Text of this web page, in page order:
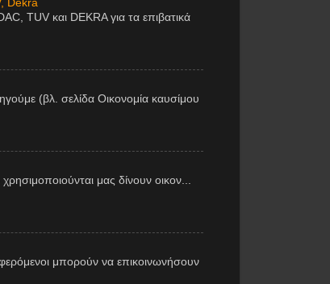
Dekra
TUV και DEKRA για τα επιβατικά
(βλ. σελίδα Οικονομία καυσίμου
μας δίνουν οικον...
μπορούν να επικοινωνήσουν